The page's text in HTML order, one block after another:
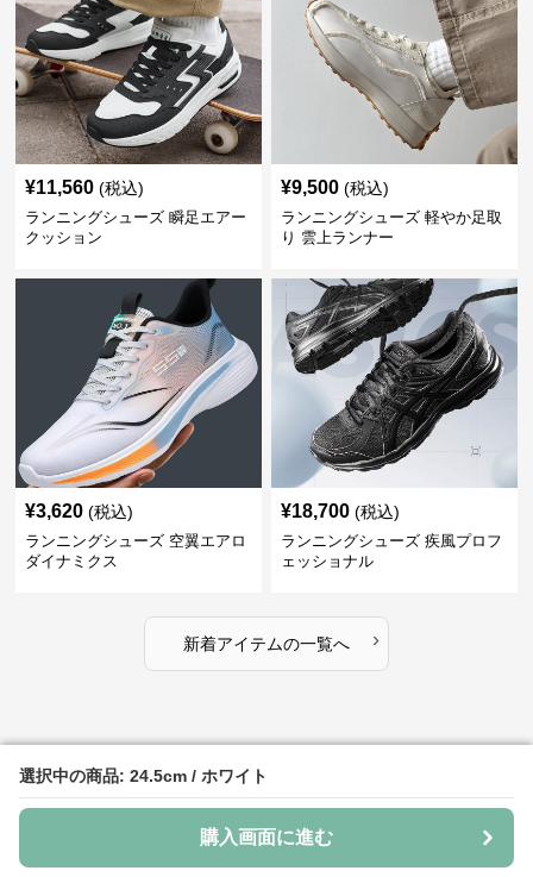
選択中の商品: 24.5cm / ホワイト
購入画面に進む
選択中の商品: 24.5cm / ホワイト
購入画面に進む
¥11,560 (税込)
ランニングシューズ 瞬足エアー
クッション
¥9,500 (税込)
ランニングシューズ 軽やか足取
り 雲上ランナー
¥3,620 (税込)
ランニングシューズ 空翼エアロ
ダイナミクス
¥18,700 (税込)
ランニングシューズ 疾風プロフ
ェッショナル
新着アイテムの一覧へ ›
ランニングシューズ厚底のおすすめアイテム